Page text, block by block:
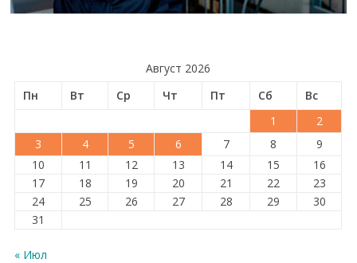
Август 2026
Пн
Вт Ср Чт Пт Сб
Вс
1
2
3
4 5 6 7 8
9
10
11 12 13 14 15
16
17
18 19 20 21 22
23
24
25 26 27 28 29
30
31
« Июл